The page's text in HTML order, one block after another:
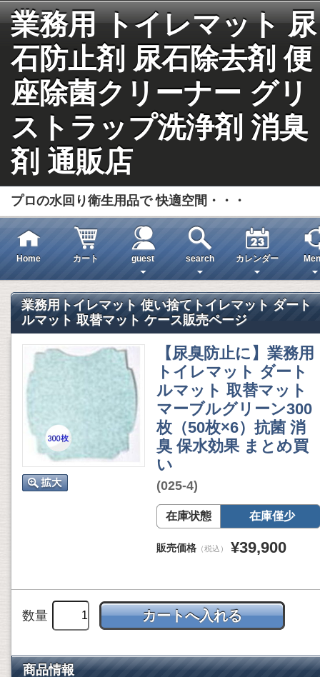
業務用 トイレマット 尿
石防止剤 尿石除去剤 便
座除菌クリーナー グリ
ストラップ洗浄剤 消臭
剤 通販店
プロの水回り衛生用品で 快適空間・・・
Home カート guest search カレンダー
業務用トイレマット 使い捨てトイレマット ダート
ルマット 取替マット ケース販売ページ
【尿臭防止に】業務用
トイレマット ダート
ルマット 取替マット
マーブルグリーン300
枚（50枚×6）抗菌 消
臭 保水効果 まとめ買
い
(025-4)
在庫状態 在庫僅少
販売価格 （税込） ¥39,900
数量
商品情報